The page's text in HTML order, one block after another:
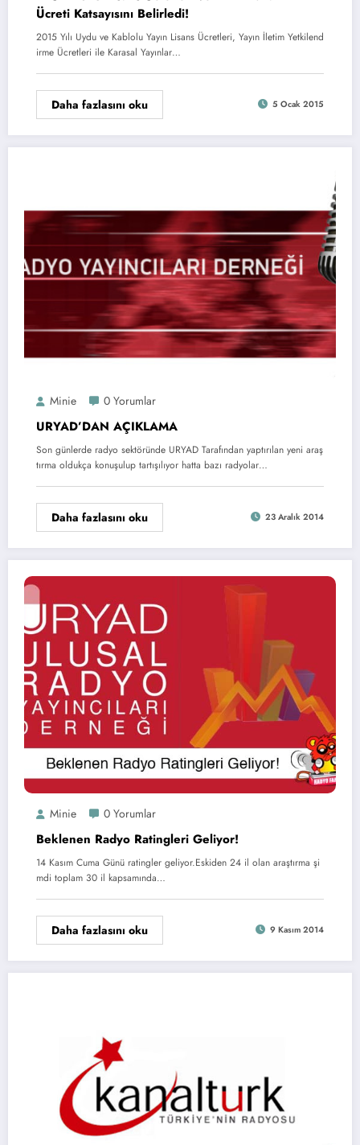
Ücreti Katsayısını Belirledi!
2015 Yılı Uydu ve Kablolu Yayın Lisans Ücretleri, Yayın İletim Yetkilend
irme Ücretleri ile Karasal Yayınlar…
Daha fazlasını oku 5 Ocak 2015
Minie 0 Yorumlar
URYAD’DAN AÇIKLAMA
Son günlerde radyo sektöründe URYAD Tarafından yaptırılan yeni araş
tırma oldukça konuşulup tartışılıyor hatta bazı radyolar…
Daha fazlasını oku 23 Aralık 2014
Minie 0 Yorumlar
Beklenen Radyo Ratingleri Geliyor!
14 Kasım Cuma Günü ratingler geliyor.Eskiden 24 il olan araştırma şi
mdi toplam 30 il kapsamında…
Daha fazlasını oku 9 Kasım 2014